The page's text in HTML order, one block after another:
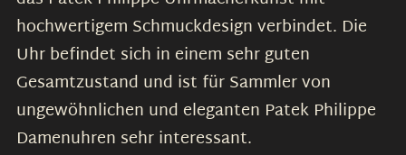
hochwertigem Schmuckdesign verbindet. Die
Uhr befindet sich in einem sehr guten
Gesamtzustand und ist für Sammler von
ungewöhnlichen und eleganten Patek Philippe
Damenuhren sehr interessant.